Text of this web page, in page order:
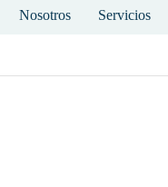
Nosotros Servicios